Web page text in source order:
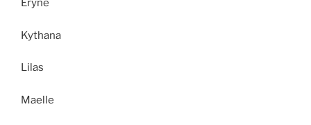
Eryne
Kythana
Lilas
Maelle